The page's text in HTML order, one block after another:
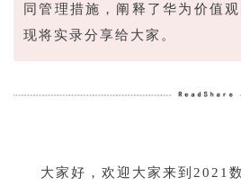
同管理措施，阐释了华为价值
现将实录分享给大家。
大家好，欢迎大家来到2021